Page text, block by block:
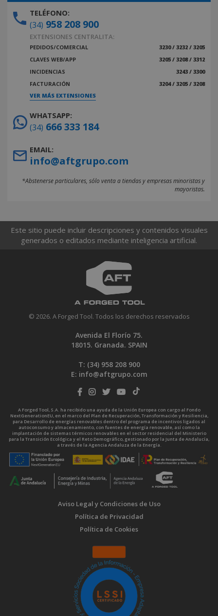
TELÉFONO:
(34) 958 208 900
EXTENSIONES CENTRALITA:
PEDIDOS/COMERCIAL
3230 / 3232 / 3205
CLAVES WEB/APP
3205 / 3208 / 3312
INCIDENCIAS
3243 / 3300
FACTURACIÓN
3204 / 3205 / 3208
VER MÁS EXTENSIONES
WHATSAPP:
(34) 666 333 184
EMAIL:
info@aftgrupo.com
*Abstenerse particulares, sólo venta a tiendas y empresas minoristas y
mayoristas.
Este sitio puede incluir descripciones y contenidos visuales
generados o editados mediante inteligencia artificial.
© 2026. A Forged Tool. Todos los derechos reservados
Avenida El Florío 75.
18015. Granada. SPAIN
T: (34) 958 208 900
E: info@aftgrupo.com
A Forged Tool, S.A. ha recibido una ayuda de la Unión Europea con cargo al Fondo
NextGenerationEU, en el marco del Plan de Recuperación, Transformación y Resiliencia,
para Desarrollo de energías renovables dentro del programa de incentivos ligados al
autoconsumo y almacenamiento, con fuentes de energía renovable, así como la
implantación de sistemas térmicos renovables en el sector residencial del Ministerio
para la Transición Ecológica y el Reto Demográfico, gestionado por la Junta de Andalucía,
a través de la Agencia Andaluza de la Energía.
Aviso Legal y Condiciones de Uso
Política de Privacidad
Política de Cookies